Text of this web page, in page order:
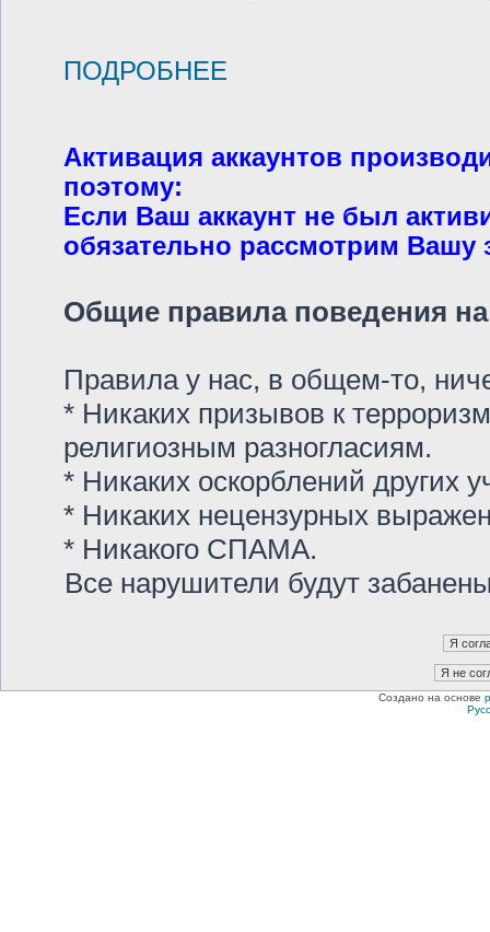
ПОДРОБНЕЕ
Активация аккаунтов
поэтому:
Если Ваш аккаунт не был
обязательно рассмотрим Вашу
Общие правила поведения на
Правила у нас, в общем-то,
* Никаких призывов к
религиозным разногласиям.
* Никаких оскорблений других
* Никаких нецензурных
* Никакого СПАМА.
Все нарушители будут
Создано на основе